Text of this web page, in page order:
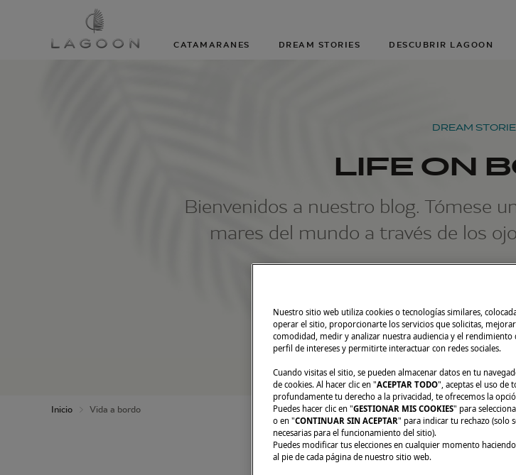
CATAMARANES DREAM STORIES DESCUBRIR LAGOON
DREAM
LIFE ON
Bienvenidos a nuestro blog. Tómese
mares del mundo a través de los
Inicio Vida a bordo
Nuestro sitio web utiliza cookies o tecnologías similares,
operar el sitio, proporcionarte los servicios que solicitas,
comodidad, medir y analizar nuestra audiencia y el
perfil de intereses y permitirte interactuar con redes sociales.
Cuando visitas el sitio, se pueden almacenar datos en tu
de cookies. Al hacer clic en "ACEPTAR TODO", aceptas el uso de
profundamente tu derecho a la privacidad, te ofrecemos la
Puedes hacer clic en "GESTIONAR MIS COOKIES" para
o en "CONTINUAR SIN ACEPTAR" para indicar tu rechazo (solo
necesarias para el funcionamiento del sitio).
Puedes modificar tus elecciones en cualquier momento
al pie de cada página de nuestro sitio web.